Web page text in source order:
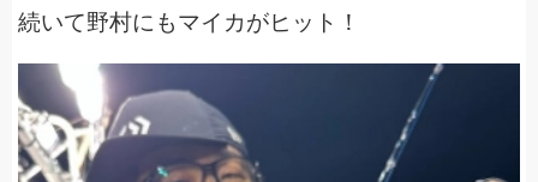
続いて野村にもマイカがヒット！